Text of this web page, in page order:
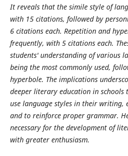
It reveals that the simile style of
with 15 citations, followed by
6 citations each. Repetition and
frequently, with 5 citations each.
students' understanding of various
being the most commonly used,
hyperbole. The implications
deeper literary education in schools
use language styles in their writing,
and to reinforce proper grammar.
necessary for the development of
with greater enthusiasm.